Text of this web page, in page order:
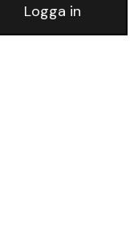
Logga in